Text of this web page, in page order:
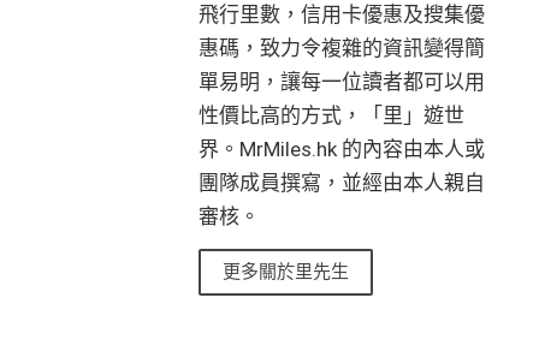
飛行里數，信用卡優惠及搜集優
惠碼，致力令複雜的資訊變得簡
單易明，讓每一位讀者都可以用
性價比高的方式，「里」遊世
界。MrMiles.hk 的內容由本人或
團隊成員撰寫，並經由本人親自
審核。
更多關於里先生